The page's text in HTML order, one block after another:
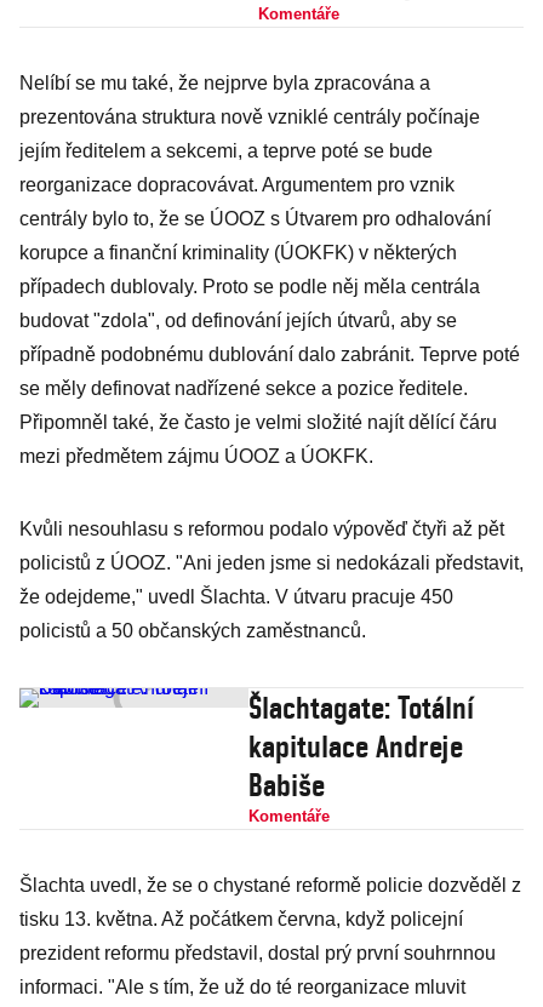
Komentáře
Nelíbí se mu také, že nejprve byla zpracována a
prezentována struktura nově vzniklé centrály počínaje
jejím ředitelem a sekcemi, a teprve poté se bude
reorganizace dopracovávat. Argumentem pro vznik
centrály bylo to, že se ÚOOZ s Útvarem pro odhalování
korupce a finanční kriminality (ÚOKFK) v některých
případech dublovaly. Proto se podle něj měla centrála
budovat "zdola", od definování jejích útvarů, aby se
případně podobnému dublování dalo zabránit. Teprve poté
se měly definovat nadřízené sekce a pozice ředitele.
Připomněl také, že často je velmi složité najít dělící čáru
mezi předmětem zájmu ÚOOZ a ÚOKFK.
Kvůli nesouhlasu s reformou podalo výpověď čtyři až pět
policistů z ÚOOZ. "Ani jeden jsme si nedokázali představit,
že odejdeme," uvedl Šlachta. V útvaru pracuje 450
policistů a 50 občanských zaměstnanců.
Šlachtagate: Totální
kapitulace Andreje
Babiše
Komentáře
Šlachta uvedl, že se o chystané reformě policie dozvěděl z
tisku 13. května. Až počátkem června, když policejní
prezident reformu představil, dostal prý první souhrnnou
informaci. "Ale s tím, že už do té reorganizace mluvit